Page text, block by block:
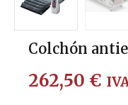
Colchón
262,50 €